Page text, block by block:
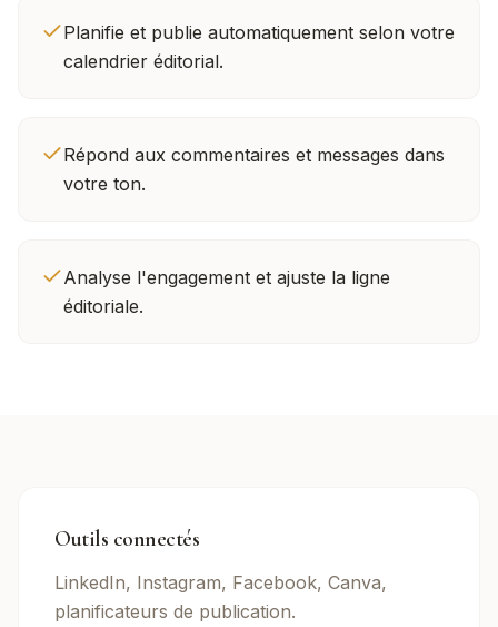
Planifie et publie automatiquement selon votre
calendrier éditorial.
Répond aux commentaires et messages dans
votre ton.
Analyse l'engagement et ajuste la ligne
éditoriale.
Outils connectés
LinkedIn, Instagram, Facebook, Canva,
planificateurs de publication.